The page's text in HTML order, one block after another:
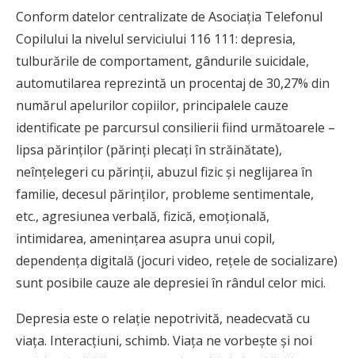
Conform datelor centralizate de Asociaţia Telefonul
Copilului la nivelul serviciului 116 111: depresia,
tulburările de comportament, gândurile suicidale,
automutilarea reprezintă un procentaj de 30,27% din
numărul apelurilor copiilor, principalele cauze
identificate pe parcursul consilierii fiind următoarele –
lipsa părinţilor (părinţi plecaţi în străinătate),
neînţelegeri cu părinţii, abuzul fizic şi neglijarea în
familie, decesul părinţilor, probleme sentimentale,
etc., agresiunea verbală, fizică, emoţională,
intimidarea, ameninţarea asupra unui copil,
dependenţa digitală (jocuri video, reţele de socializare)
sunt posibile cauze ale depresiei în rândul celor mici.
Depresia este o relaţie nepotrivită, neadecvată cu
viaţa. Interacţiuni, schimb. Viaţa ne vorbeşte şi noi